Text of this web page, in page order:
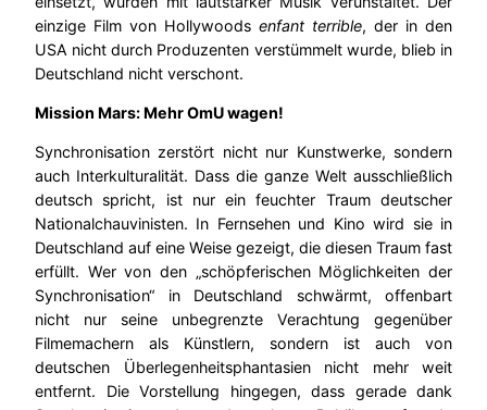
einzige Film von Hollywoods enfant terrible, der in den
USA nicht durch Produzenten verstümmelt wurde, blieb in
Deutschland nicht verschont.
Mission Mars: Mehr OmU wagen!
Synchronisation zerstört nicht nur Kunstwerke, sondern
auch Interkulturalität. Dass die ganze Welt ausschließlich
deutsch spricht, ist nur ein feuchter Traum deutscher
Nationalchauvinisten. In Fernsehen und Kino wird sie in
Deutschland auf eine Weise gezeigt, die diesen Traum fast
erfüllt. Wer von den „schöpferischen Möglichkeiten der
Synchronisation“ in Deutschland schwärmt, offenbart
nicht nur seine unbegrenzte Verachtung gegenüber
Filmemachern als Künstlern, sondern ist auch von
deutschen Überlegenheitsphantasien nicht mehr weit
entfernt. Die Vorstellung hingegen, dass gerade dank